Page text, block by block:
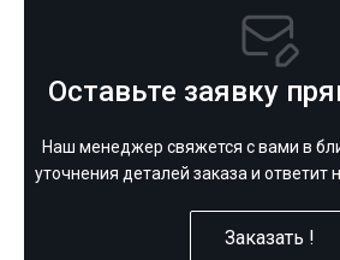
Оставьте заявку
Наш менеджер свяжется с вами в
уточнения деталей заказа и ответит
Заказать !